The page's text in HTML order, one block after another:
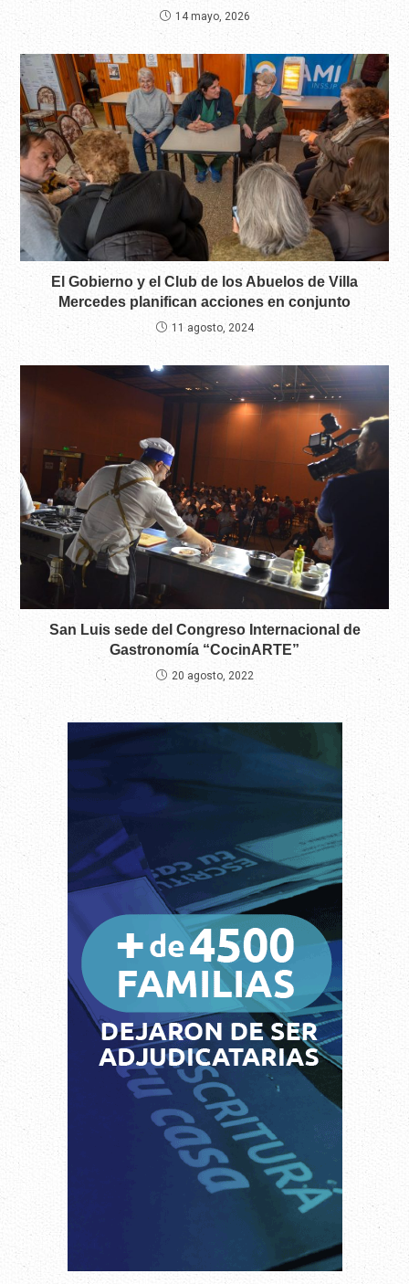
14 mayo, 2026
El Gobierno y el Club de los Abuelos de Villa
Mercedes planifican acciones en conjunto
11 agosto, 2024
San Luis sede del Congreso Internacional de
Gastronomía “CocinARTE”
20 agosto, 2022